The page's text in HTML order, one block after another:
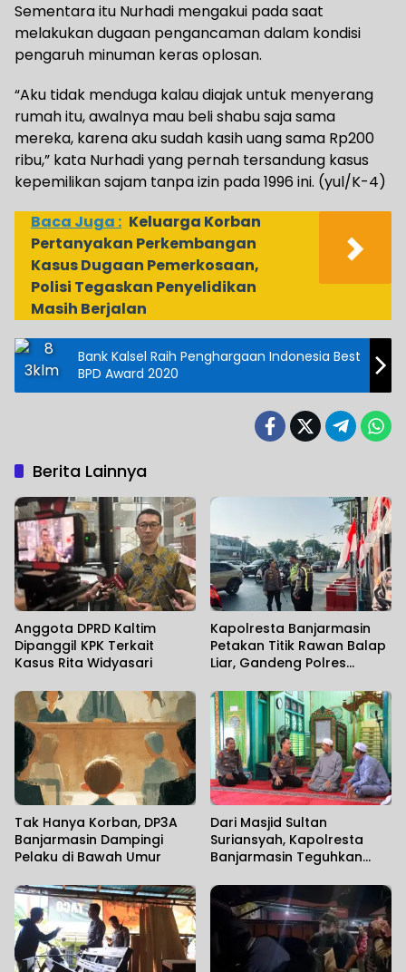
Sementara itu Nurhadi mengakui pada saat
melakukan dugaan pengancaman dalam kondisi
pengaruh minuman keras oplosan.
“Aku tidak menduga kalau diajak untuk menyerang
rumah itu, awalnya mau beli shabu saja sama
mereka, karena aku sudah kasih uang sama Rp200
ribu,” kata Nurhadi yang pernah tersandung kasus
kepemilikan sajam tanpa izin pada 1996 ini. (yul/K-4)
Baca Juga : Keluarga Korban
Pertanyakan Perkembangan
Kasus Dugaan Pemerkosaan,
Polisi Tegaskan Penyelidikan
Masih Berjalan
Bank Kalsel Raih Penghargaan Indonesia Best
BPD Award 2020
Berita Lainnya
Anggota DPRD Kaltim
Dipanggil KPK Terkait
Kasus Rita Widyasari
Kapolresta Banjarmasin
Petakan Titik Rawan Balap
Liar, Gandeng Polres
Pencegahan
Tak Hanya Korban, DP3A
Banjarmasin Dampingi
Pelaku di Bawah Umur
Dari Masjid Sultan
Suriansyah, Kapolresta
Banjarmasin Teguhkan
Masyarakat